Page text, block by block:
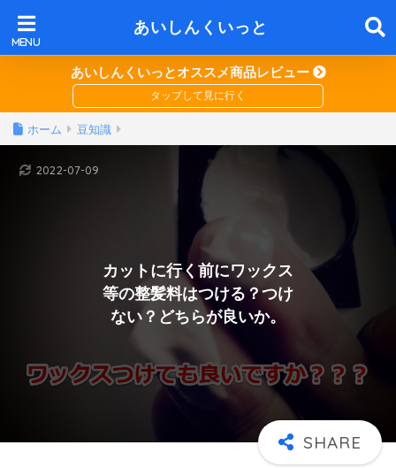
あいしんくいっと
あいしんくいっとオススメ商品レビュー
ホーム 豆知識
カットに行く前にワックス
等の整髪料はつける？つけ
ない？どちらが良いか。
2022-07-09